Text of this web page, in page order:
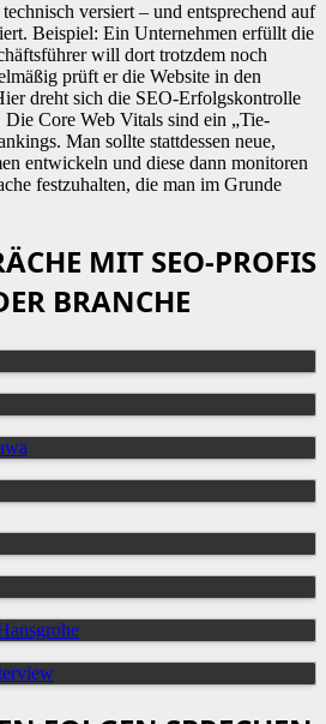
versiert – und entsprechend auf
Beispiel: Ein Unternehmen erfüllt die
will dort trotzdem noch
prüft er die Website in den
dreht sich die SEO-Erfolgskontrolle
Core Web Vitals sind ein „Tie-
Man sollte stattdessen neue,
entwickeln und diese dann monitoren
festzuhalten, die man im Grunde
MIT SEO-PROFIS
BRANCHE